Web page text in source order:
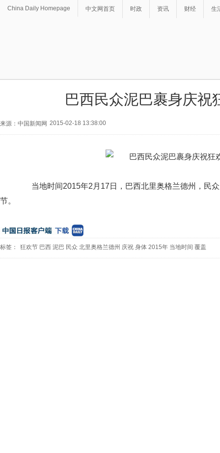
China Daily Homepage 中文网首页 时政 资讯 财经 生
巴西民众泥巴裹身庆祝
来源：中国新闻网 2015-02-18 13:38:00
当地时间2015年2月17日，巴西北里奥格兰德州，民众
节。
标签： 狂欢节 巴西 泥巴 民众 北里奥格兰德州 庆祝 身体 2015年 当地时间 覆盖